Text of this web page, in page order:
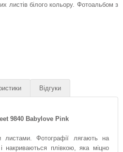
листів білого кольору. Фотоальбом з
Відгуки
9840 Babylove Pink
листами. Фотографії лягають на
накриваються плівкою, яка міцно